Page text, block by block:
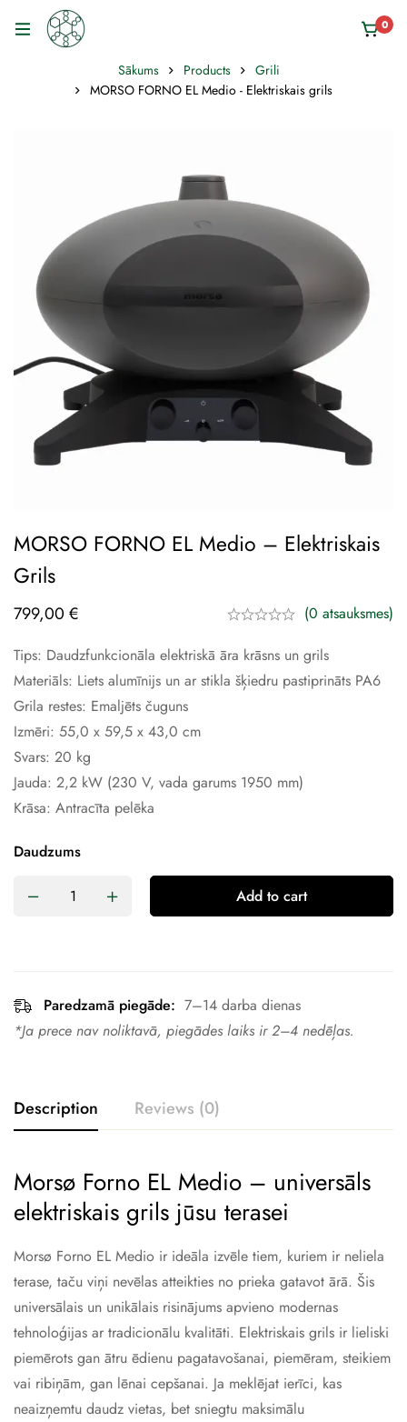
0
Sākums Products
Grili
MORSO FORNO EL Medio - Elektriskais grils
MORSO FORNO EL Medio – Elektriskais
Grils
799,00 €
(0 atsauksmes)
Tips: Daudzfunkcionāla elektriskā āra krāsns un grils
Materiāls: Liets alumīnijs un ar stikla šķiedru pastiprināts PA6
Grila restes: Emaljēts čuguns
Izmēri: 55,0 x 59,5 x 43,0 cm
Svars: 20 kg
Jauda: 2,2 kW (230 V, vada garums 1950 mm)
Krāsa: Antracīta pelēka
Daudzums
Add to cart
Paredzamā piegāde: 7–14 darba dienas
*Ja prece nav noliktavā, piegādes laiks ir 2–4 nedēļas.
Description Reviews (0)
Morsø Forno EL Medio – universāls
elektriskais grils jūsu terasei
Morsø Forno EL Medio ir ideāla izvēle tiem, kuriem ir neliela
terase, taču viņi nevēlas atteikties no prieka gatavot ārā. Šis
universālais un unikālais risinājums apvieno modernas
tehnoloģijas ar tradicionālu kvalitāti. Elektriskais grils ir lieliski
piemērots gan ātru ēdienu pagatavošanai, piemēram, steikiem
vai ribiņām, gan lēnai cepšanai. Ja meklējat ierīci, kas
neaizņemtu daudz vietas, bet sniegtu maksimālu